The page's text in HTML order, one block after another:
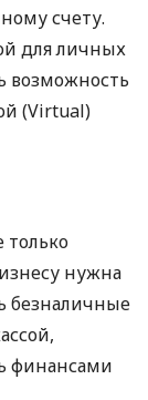
счету.
для личных
возможность
(Virtual)
нужна
безналичные
финансами